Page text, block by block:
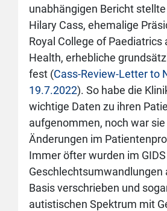
unabhängigen Bericht
Hilary Cass, ehemalige
Royal College of Paediatrics
Health, erhebliche
fest (Cass-Review-Letter to
19.7.2022). So habe die
wichtige Daten zu ihren
aufgenommen, noch war sie
Änderungen im
Immer öfter wurden im
Geschlechtsumwandlungen
Basis verschrieben und
autistischen Spektrum mit